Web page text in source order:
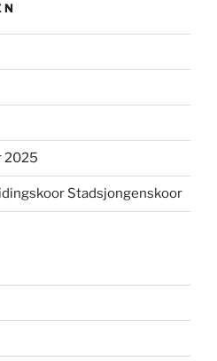
2025
Stadsjongenskoor